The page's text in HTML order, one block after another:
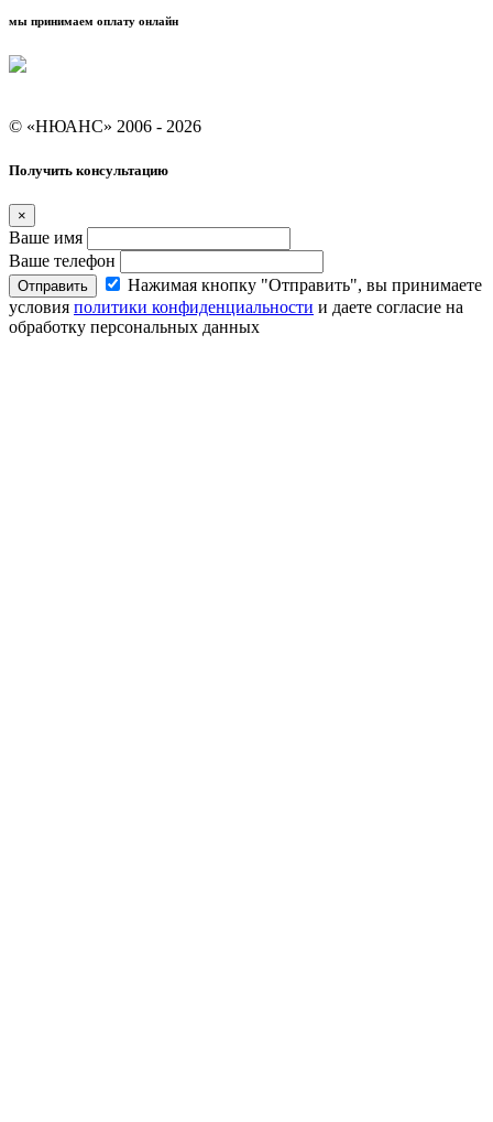
мы принимаем оплату онлайн
© «НЮАНС» 2006 - 2026
Получить консультацию
×
Ваше имя
Ваше телефон
Отправить
Нажимая кнопку "Отправить", вы принимаете
условия политики конфиденциальности и даете согласие на
обработку персональных данных